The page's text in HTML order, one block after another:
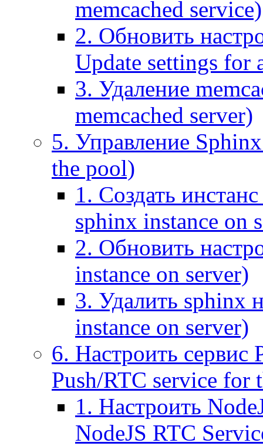
memcached service)
2. Обновить
Update settings for
3. Удаление
memcached server)
5. Управление
the pool)
1. Создать
sphinx instance on
2. Обновить
instance on server)
3. Удалить sphinx
instance on server)
6. Настроить
Push/RTC service for
1. Настроить
NodeJS RTC